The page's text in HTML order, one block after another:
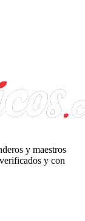
y maestros
y con